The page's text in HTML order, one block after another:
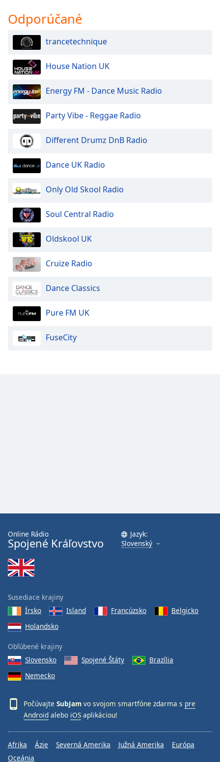
Fullscreen
This
modal
window.
Beginning
dialog
window.
Escape
cancel
and
Text
Color
Opacity
Color
Opacity
Font
Family
Done
Dialog
dialog
window.
Odporúčané
trancetechnique
House Nation UK
Energy FM - Dance Music Radio
Party Vibe - Reggae Radio
Different Drumz DnB Radio
Dance UK Radio
Only Old Skool Radio
Soul Central Radio
Oldskool UK
Cruize Radio
Dance Classics
Pure FM UK
FuseCity
Online Rádio
Spojené Kráľovstvo
Jazyk:
Slovenský
Susediace krajiny
Írsko
Island Francúzsko
Belgicko
Holandsko
Obľúbené krajiny
Slovensko
Spojené Štáty
Brazília
Nemecko
Počúvajte SubJam vo svojom smartfóne zdarma s pre
Android alebo iOS aplikáciou!
Afrika Ázie Severná Amerika Južná Amerika
Európa
Oceánia